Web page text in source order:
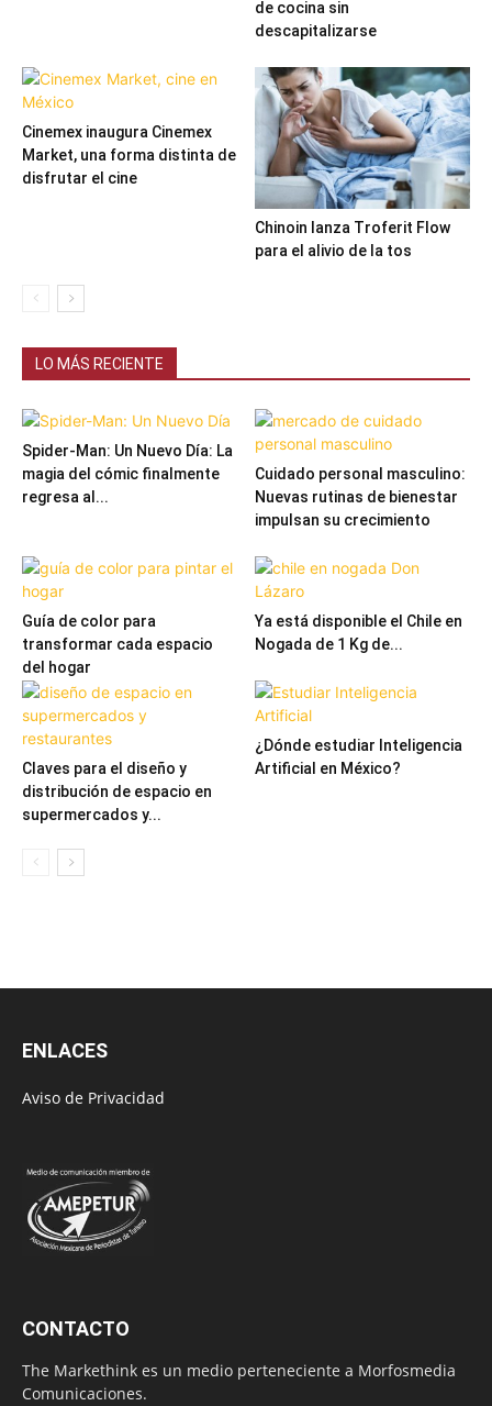
de cocina sin
descapitalizarse
Cinemex inaugura Cinemex
Market, una forma distinta de
disfrutar el cine
Chinoin lanza Troferit Flow
para el alivio de la tos
LO MÁS RECIENTE
Spider-Man: Un Nuevo Día: La
magia del cómic finalmente
regresa al...
Cuidado personal masculino:
Nuevas rutinas de bienestar
impulsan su crecimiento
Guía de color para
transformar cada espacio
del hogar
Ya está disponible el Chile en
Nogada de 1 Kg de...
Claves para el diseño y
distribución de espacio en
supermercados y...
¿Dónde estudiar Inteligencia
Artificial en México?
ENLACES
Aviso de Privacidad
CONTACTO
The Markethink es un medio perteneciente a Morfosmedia
Comunicaciones.